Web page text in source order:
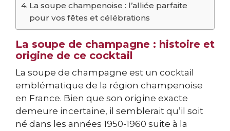
La soupe champenoise : l’alliée parfaite
pour vos fêtes et célébrations
La soupe de champagne : histoire et
origine de ce cocktail
La soupe de champagne est un cocktail
emblématique de la région champenoise
en France. Bien que son origine exacte
demeure incertaine, il semblerait qu’il soit
né dans les années 1950-1960 suite à la